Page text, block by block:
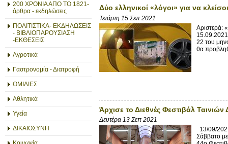
200 ΧΡΟΝΙΑ ΑΠΟ ΤΟ 1821-
άρθρα - εκδηλώσεις
ΠΟΛΙΤΙΣΤΙΚΑ- ΕΚΔΗΛΩΣΕΙΣ
- ΒΙΒΛΙΟΠΑΡΟΥΣΙΑΣΗ
-ΕΚΘΕΣΕΙΣ
Αγροτικά
Γαστρονομία - Διατροφή
ΟΜΙΛΙΕΣ
Αθλητικά
Υγεία
ΔΙΚΑΙΟΣΥΝΗ
Δύο ελληνικοί «λόγοι» για να
Τετάρτη 15 Σεπ 2021
Αριστερά:
22 του
θα
Άρχισε το Διεθνές Φεστιβάλ
Δευτέρα 13 Σεπ 2021
13/09/
Σάββατο